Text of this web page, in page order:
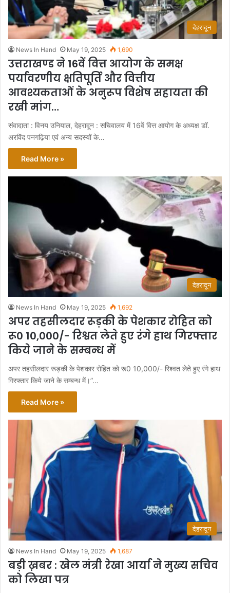
देहरादून
News In Hand May 19, 2025 1,690
उत्तराखण्ड ने 16वें वित्त आयोग के समक्ष
पर्यावरणीय क्षतिपूर्ति और वित्तीय
आवश्यकताओं के अनुरूप विशेष सहायता की
रखी मांग…
संवादाता : विनय उनियाल, देहरादून : सचिवालय में 16वें वित्त आयोग के अध्यक्ष डॉ.
अरविंद पनगढ़िया एवं अन्य सदस्यों के…
Read More »
देहरादून
News In Hand May 19, 2025 1,692
अपर तहसीलदार रूड़की के पेशकार रोहित को
रू0 10,000/- रिश्वत लेते हुए रंगे हाथ गिरफ्तार
किये जाने के सम्बन्ध में
अपर तहसीलदार रूड़की के पेशकार रोहित को रू0 10,000/- रिश्वत लेते हुए रंगे हाथ
गिरफ्तार किये जाने के सम्बन्ध में।”…
Read More »
देहरादून
News In Hand May 19, 2025 1,687
बड़ी ख़बर : खेल मंत्री रेखा आर्या ने मुख्य सचिव
को लिखा पत्र